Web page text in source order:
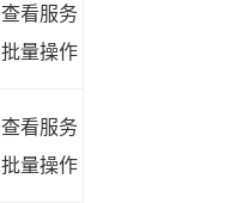
查看服务
批量操作
查看服务
批量操作